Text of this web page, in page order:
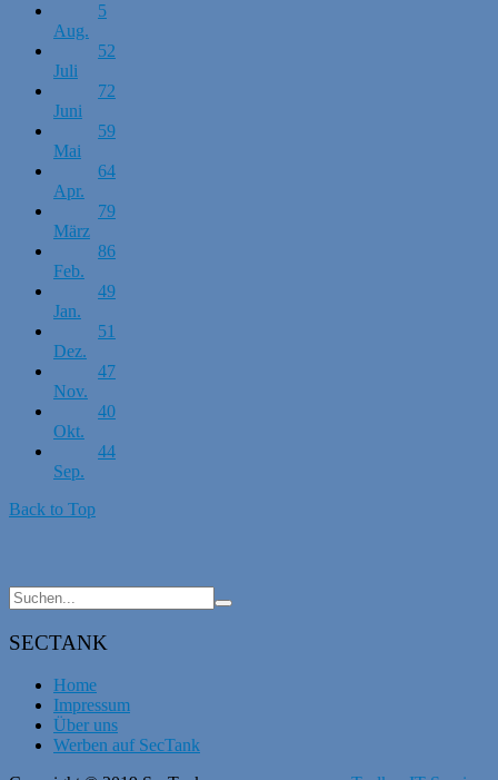
5
Aug.
52
Juli
72
Juni
59
Mai
64
Apr.
79
März
86
Feb.
49
Jan.
51
Dez.
47
Nov.
40
Okt.
44
Sep.
Back to Top
SECTANK
Home
Impressum
Über uns
Werben auf SecTank